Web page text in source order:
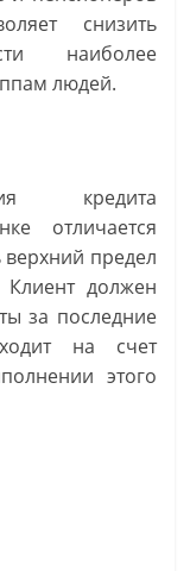
снизить
наиболее
людей.
кредита
отличается
предел
Клиент должен
за последние
на счет
этого